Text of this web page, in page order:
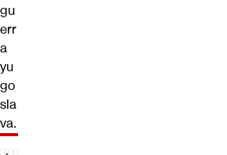
gu
err
a
yu
go
sla
va.